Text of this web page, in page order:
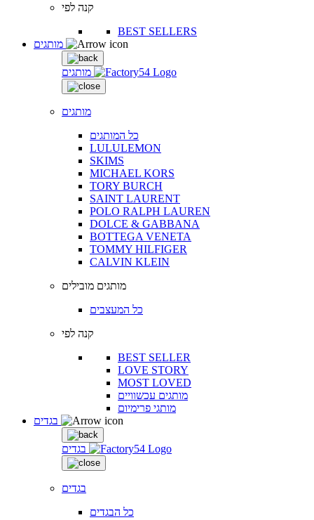
קנה לפי
BEST SELLERS
מותגים
מותגים
כל המותגים
LULULEMON
SKIMS
MICHAEL KORS
TORY BURCH
SAINT LAURENT
POLO RALPH LAUREN
DOLCE & GABBANA
BOTTEGA VENETA
TOMMY HILFIGER
CALVIN KLEIN
מותגים מובילים
כל המעצבים
קנה לפי
BEST SELLER
LOVE STORY
MOST LOVED
מותגים עכשוויים
מותגי פרימיום
בגדים
בגדים
כל הבגדים